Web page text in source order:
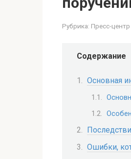
Рубрика: Пресс-центр
Содержание
Основная
Ошибки,